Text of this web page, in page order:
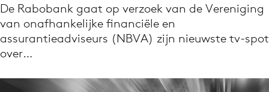
Download de app
Volg het laatste nieuws via de Adformatie
Nieuws app
De Rabobank gaat op verzoek van de Vereniging
van onafhankelijke financiële en
assurantieadviseurs (NBVA) zijn nieuwste tv-spot
over…